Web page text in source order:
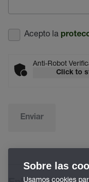
Acepto la
Anti-Robot
Click to
Enviar
Sobre las
Usamos cookies